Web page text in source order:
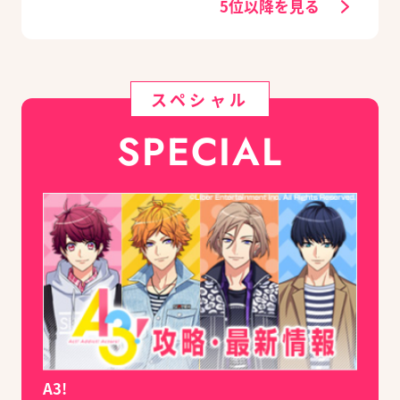
5位以降を見る
スペシャル
SPECIAL
A3!